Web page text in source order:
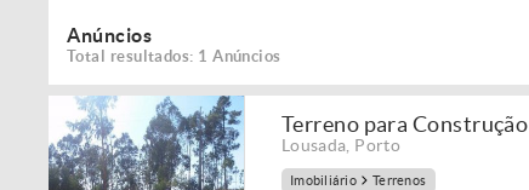
Anúncios
Total resultados: 1 Anúncios
Terreno para Construção
Lousada Porto
Imobiliário Terrenos